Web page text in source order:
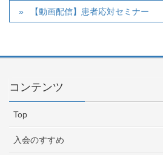
【動画配信】患者応対セミナー
コンテンツ
Top
入会のすすめ